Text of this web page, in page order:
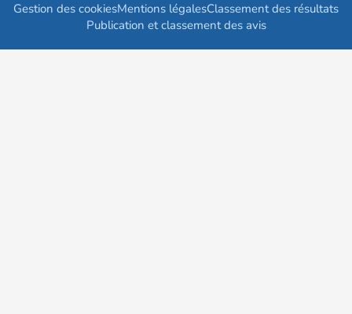
Gestion des cookiesMentions légalesClassement des résultats
Publication et classement des avis